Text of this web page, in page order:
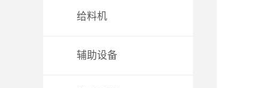
给料机
辅助设备